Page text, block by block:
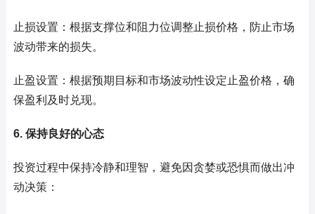
止损设置：根据支撑位和阻力位调整止损价格，防止市场
波动带来的损失。
止盈设置：根据预期目标和市场波动性设定止盈价格，确
保盈利及时兑现。
6. 保持良好的心态
投资过程中保持冷静和理智，避免因贪婪或恐惧而做出冲
动决策：